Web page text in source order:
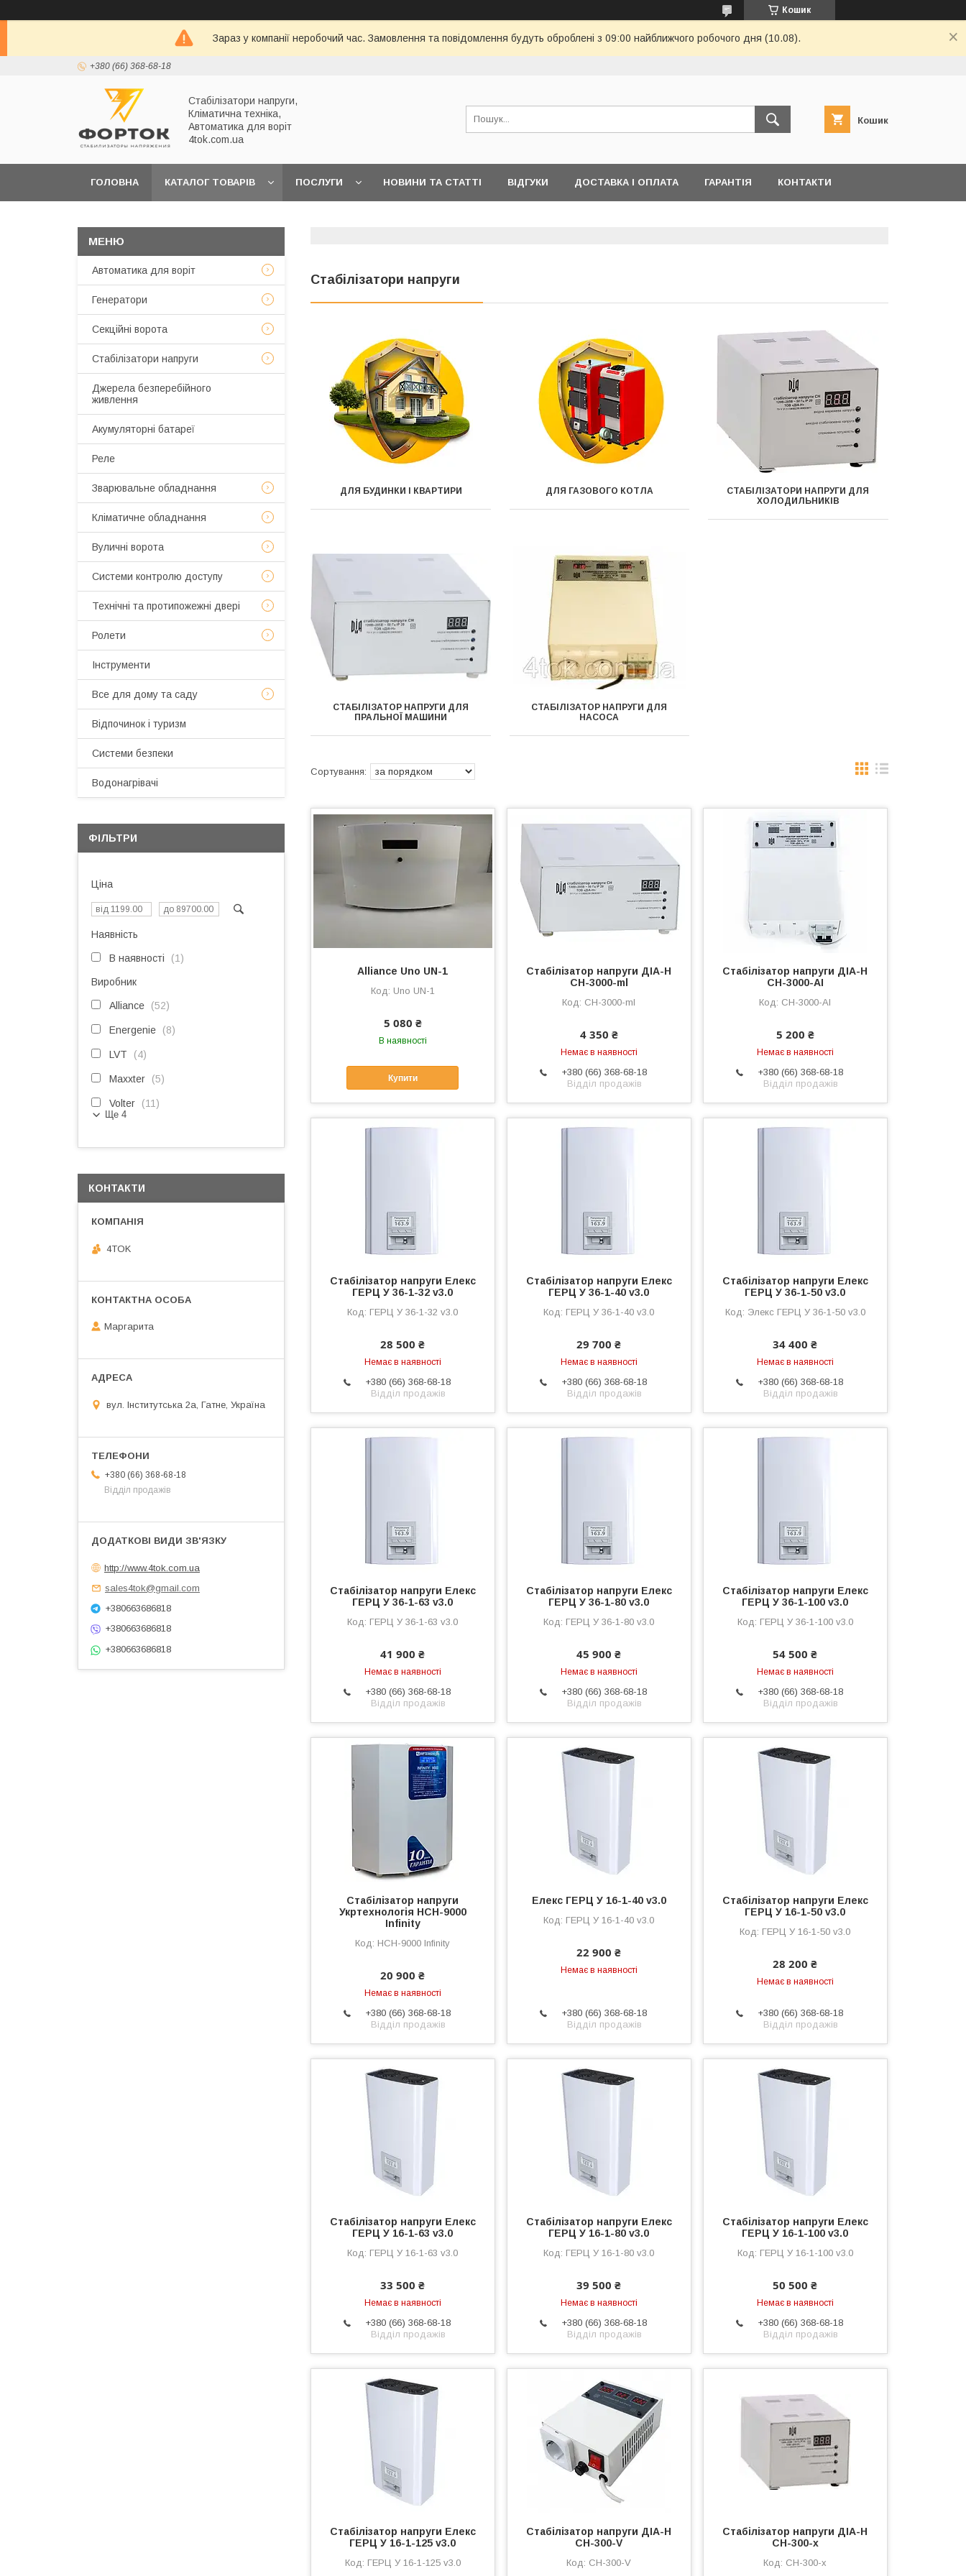
Кошик
Зараз у компанії неробочий час. Замовлення та повідомлення будуть оброблені з 09:00 найближчого робочого дня (10.08).
+380 (66) 368-68-18
Стабілізатори напруги,
Кліматична техніка,
Автоматика для воріт
4tok.com.ua
Кошик
ГОЛОВНА КАТАЛОГ ТОВАРІВ ПОСЛУГИ НОВИНИ ТА СТАТТІ ВІДГУКИ ДОСТАВКА І ОПЛАТА ГАРАНТІЯ КОНТАКТИ
Стабілізатори напруги
ДЛЯ БУДИНКИ І КВАРТИРИ ДЛЯ ГАЗОВОГО КОТЛА
СТАБІЛІЗАТОРИ НАПРУГИ ДЛЯ
ХОЛОДИЛЬНИКІВ
СТАБІЛІЗАТОР НАПРУГИ ДЛЯ
ПРАЛЬНОЇ МАШИНИ
СТАБІЛІЗАТОР НАПРУГИ ДЛЯ
НАСОСА
Alliance Uno UN-1
Uno UN-1
5 080 ₴
В наявності
Купити
Стабілізатор напруги ДІА-Н
СН-3000-ml
СН-3000-ml
4 350 ₴
Немає в наявності
+380 (66) 368-68-18
Відділ продажів
Стабілізатор напруги ДІА-Н
СН-3000-АІ
СН-3000-АІ
5 200 ₴
Немає в наявності
+380 (66) 368-68-18
Відділ продажів
Стабілізатор напруги Елекс
ГЕРЦ У 36-1-32 v3.0
ГЕРЦ У 36-1-32 v3.0
28 500 ₴
Немає в наявності
+380 (66) 368-68-18
Відділ продажів
Стабілізатор напруги Елекс
ГЕРЦ У 36-1-40 v3.0
ГЕРЦ У 36-1-40 v3.0
29 700 ₴
Немає в наявності
+380 (66) 368-68-18
Відділ продажів
Стабілізатор напруги Елекс
ГЕРЦ У 36-1-50 v3.0
Элекс ГЕРЦ У 36-1-50 v3.0
34 400 ₴
Немає в наявності
+380 (66) 368-68-18
Відділ продажів
Стабілізатор напруги Елекс
ГЕРЦ У 36-1-63 v3.0
ГЕРЦ У 36-1-63 v3.0
41 900 ₴
Немає в наявності
+380 (66) 368-68-18
Відділ продажів
Стабілізатор напруги Елекс
ГЕРЦ У 36-1-80 v3.0
ГЕРЦ У 36-1-80 v3.0
45 900 ₴
Немає в наявності
+380 (66) 368-68-18
Відділ продажів
Стабілізатор напруги Елекс
ГЕРЦ У 36-1-100 v3.0
ГЕРЦ У 36-1-100 v3.0
54 500 ₴
Немає в наявності
+380 (66) 368-68-18
Відділ продажів
Стабілізатор напруги
Укртехнологія НСН-9000
Infinity
НСН-9000 Infinity
20 900 ₴
Немає в наявності
+380 (66) 368-68-18
Відділ продажів
Елекс ГЕРЦ У 16-1-40 v3.0
ГЕРЦ У 16-1-40 v3.0
22 900 ₴
Немає в наявності
+380 (66) 368-68-18
Відділ продажів
Стабілізатор напруги Елекс
ГЕРЦ У 16-1-50 v3.0
ГЕРЦ У 16-1-50 v3.0
28 200 ₴
Немає в наявності
+380 (66) 368-68-18
Відділ продажів
Стабілізатор напруги Елекс
ГЕРЦ У 16-1-63 v3.0
ГЕРЦ У 16-1-63 v3.0
33 500 ₴
Немає в наявності
+380 (66) 368-68-18
Відділ продажів
Стабілізатор напруги Елекс
ГЕРЦ У 16-1-80 v3.0
ГЕРЦ У 16-1-80 v3.0
39 500 ₴
Немає в наявності
+380 (66) 368-68-18
Відділ продажів
Стабілізатор напруги Елекс
ГЕРЦ У 16-1-100 v3.0
ГЕРЦ У 16-1-100 v3.0
50 500 ₴
Немає в наявності
+380 (66) 368-68-18
Відділ продажів
Стабілізатор напруги Елекс
ГЕРЦ У 16-1-125 v3.0
ГЕРЦ У 16-1-125 v3.0
Стабілізатор напруги ДІА-Н
СН-300-V
СН-300-V
Стабілізатор напруги ДІА-Н
СН-300-х
СН-300-х
Автоматика для воріт
Генератори
Секційні ворота
Стабілізатори напруги
Джерела безперебійного
живлення
Акумуляторні батареї
Реле
Зварювальне обладнання
Кліматичне обладнання
Вуличні ворота
Системи контролю доступу
Технічні та протипожежні двері
Ролети
Інструменти
Все для дому та саду
Відпочинок і туризм
Системи безпеки
Водонагрівачі
ФІЛЬТРИ
Ціна
Наявність
В наявності 1
Виробник
Alliance 52
Energenie 8
LVT 4
Maxxter 5
Volter 11
Ще 4
КОНТАКТИ
4TOK
Маргарита
вул. Інститутська 2а, Гатне, Україна
+380 (66) 368-68-18
Відділ продажів
http://www.4tok.com.ua
sales4tok@gmail.com
+380663686818
+380663686818
+380663686818